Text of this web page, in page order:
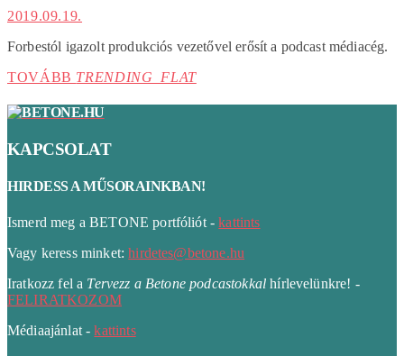
2019.09.19.
Forbestól igazolt produkciós vezetővel erősít a podcast médiacég.
TOVÁBB TRENDING_FLAT
KAPCSOLAT
HIRDESS A MŰSORAINKBAN!
Ismerd meg a BETONE portfóliót -kattints
Vagy keress minket:hirdetes@betone.hu
Iratkozz fel a Tervezz a Betone podcastokkal hírlevelünkre! -
FELIRATKOZOM
Médiaajánlat -kattints